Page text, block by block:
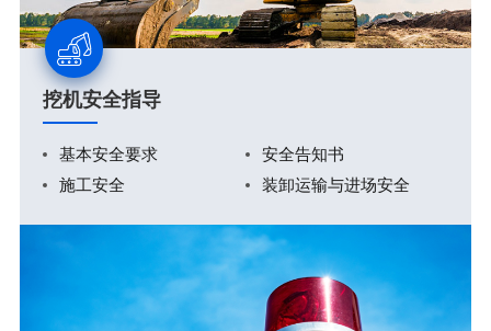
挖机安全指导
基本安全要求
安全告知书
施工安全
装卸运输与进场安全